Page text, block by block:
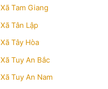
Xã Tam Giang
Xã Tân Lập
Xã Tây Hòa
Xã Tuy An Bắc
Xã Tuy An Nam